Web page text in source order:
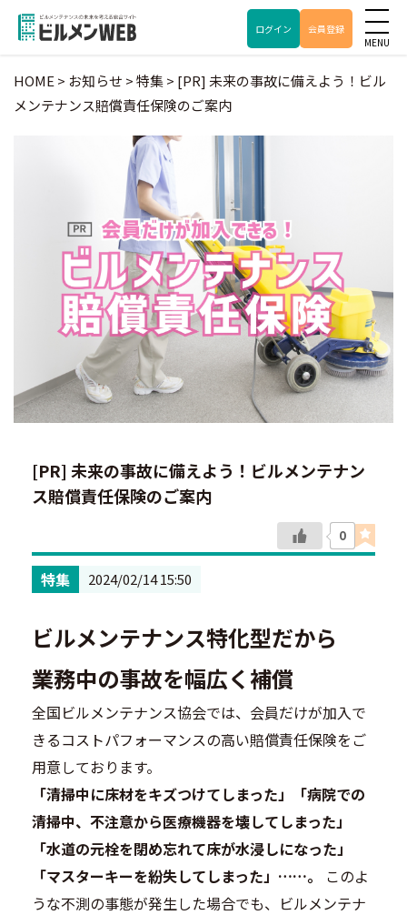
ログイン 会員登録
HOME > お知らせ >特集> [PR] 未来の事故に備えよう！ビル
メンテナンス賠償責任保険のご案内
[PR] 未来の事故に備えよう！ビルメンテナン
ス賠償責任保険のご案内
0
特集 2024/02/14 15:50
ビルメンテナンス特化型だから
業務中の事故を幅広く補償
全国ビルメンテナンス協会では、会員だけが加入で
きるコストパフォーマンスの高い賠償責任保険をご
用意しております。
「清掃中に床材をキズつけてしまった」「病院での
清掃中、不注意から医療機器を壊してしまった」
「水道の元栓を閉め忘れて床が水浸しになった」
「マスターキーを紛失してしまった」……。
このよ
うな不測の事態が発生した場合でも、ビルメンテナ